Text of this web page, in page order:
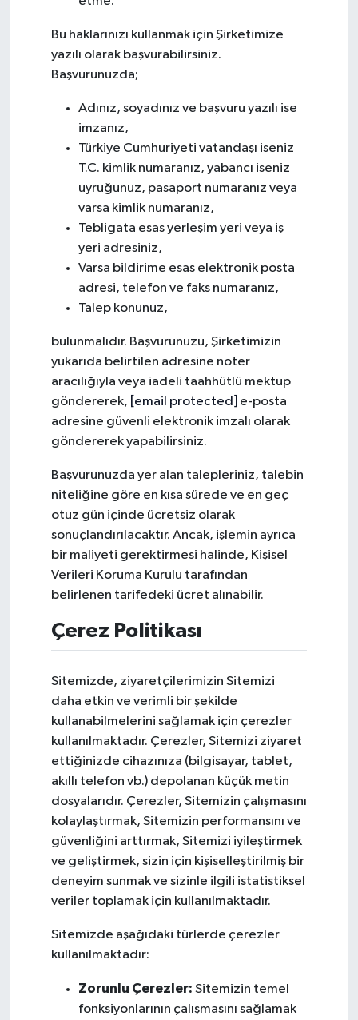
Bu haklarınızı kullanmak için Şirketimize
yazılı olarak başvurabilirsiniz.
Başvurunuzda;
Adınız, soyadınız ve başvuru yazılı ise
imzanız,
Türkiye Cumhuriyeti vatandaşı iseniz
T.C. kimlik numaranız, yabancı iseniz
uyruğunuz, pasaport numaranız veya
varsa kimlik numaranız,
Tebligata esas yerleşim yeri veya iş
yeri adresiniz,
Varsa bildirime esas elektronik posta
adresi, telefon ve faks numaranız,
Talep konunuz,
bulunmalıdır. Başvurunuzu, Şirketimizin
yukarıda belirtilen adresine noter
aracılığıyla veya iadeli taahhütlü mektup
göndererek, [email protected]
e-posta
adresine güvenli elektronik imzalı olarak
göndererek yapabilirsiniz.
Başvurunuzda yer alan talepleriniz, talebin
niteliğine göre en kısa sürede ve en geç
otuz gün içinde ücretsiz olarak
sonuçlandırılacaktır. Ancak, işlemin ayrıca
bir maliyeti gerektirmesi halinde, Kişisel
Verileri Koruma Kurulu tarafından
belirlenen tarifedeki ücret alınabilir.
Çerez Politikası
Sitemizde, ziyaretçilerimizin Sitemizi
daha etkin ve verimli bir şekilde
kullanabilmelerini sağlamak için çerezler
kullanılmaktadır. Çerezler, Sitemizi ziyaret
ettiğinizde cihazınıza (bilgisayar, tablet,
akıllı telefon vb.) depolanan küçük metin
dosyalarıdır. Çerezler, Sitemizin çalışmasını
kolaylaştırmak, Sitemizin performansını ve
güvenliğini arttırmak, Sitemizi iyileştirmek
ve geliştirmek, sizin için kişiselleştirilmiş bir
deneyim sunmak ve sizinle ilgili istatistiksel
veriler toplamak için kullanılmaktadır.
Sitemizde aşağıdaki türlerde çerezler
kullanılmaktadır:
Zorunlu Çerezler: Sitemizin temel
fonksiyonlarının çalışmasını sağlamak